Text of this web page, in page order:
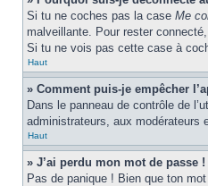
Si tu ne coches pas la case Me
malveillante. Pour rester
Si tu ne vois pas cette case à
Haut
» Comment puis-je empêcher
Dans le panneau de contrôle de
administrateurs, aux modérateurs
Haut
» J’ai perdu mon mot de passe !
Pas de panique ! Bien que ton